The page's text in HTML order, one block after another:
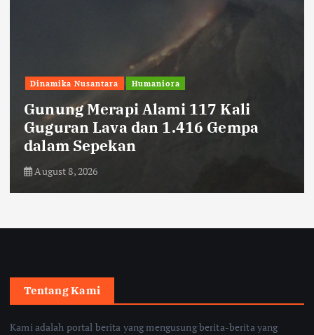
Dinamika Nusantara Humaniora
Gunung Merapi Alami 117 Kali
Guguran Lava dan 1.416 Gempa
dalam Sepekan
August 8, 2026
Tentang Kami
Kami adalah portal berita yang mengusung berita-berita yang